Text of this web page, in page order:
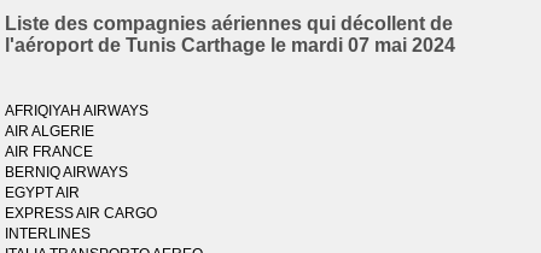
Liste des compagnies aériennes qui décollent de
l'aéroport de Tunis Carthage le mardi 07 mai 2024
AFRIQIYAH AIRWAYS
AIR ALGERIE
AIR FRANCE
BERNIQ AIRWAYS
EGYPT AIR
EXPRESS AIR CARGO
INTERLINES